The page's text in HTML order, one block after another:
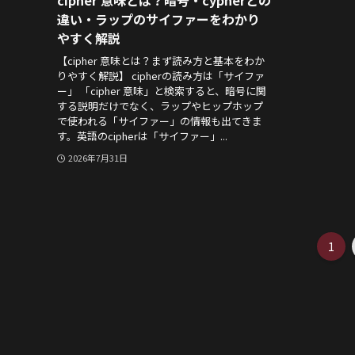
違い・ラップのサイファーをわかり
やすく解説
【cipher 意味とは？まず読み方と基本をわか
りやすく解説】 cipherの読み方は「サイファ
ー」 「cipher 意味」と検索すると、暗号に関
する説明だけでなく、ラップやヒップホップ
で使われる「サイファー」の情報も出てきま
す。英語のcipherは「サイファー」...
2026年7月31日
1